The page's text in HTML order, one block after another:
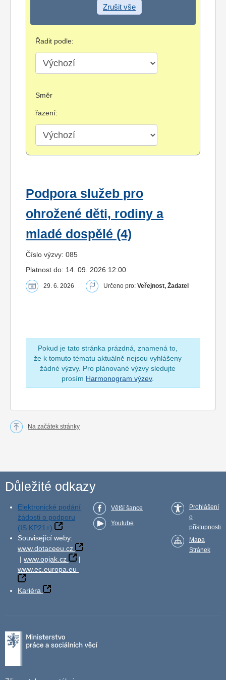
Zrušit vše
Řadit podle:
Směr
řazení:
Podpora služeb pro
ohrožené děti, rodiny a
mladé dospělé (4)
Číslo výzvy: 085
Platnost do: 14. 09. 2026 12:00
29. 6. 2026 Určeno pro: Veřejnost, Žadatel
Pokud je tato stránka prázdná, znamená to,
že k tomuto tématu aktuálně nejsou vyhlášeny
žádné výzvy. Pro plánované výzvy sledujte
prosím Harmonogram výzev.
Na začátek stránky
Důležité odkazy
Elektronické podání
žádosti o podporu
(IS KP21+)
Související weby:
www.dotaceeu.cz
| www.opjak.cz
|
www.ec.europa.eu
Kariéra
Větší šance
Youtube
Prohlášení
o
přístupnosti
Mapa
Stránek